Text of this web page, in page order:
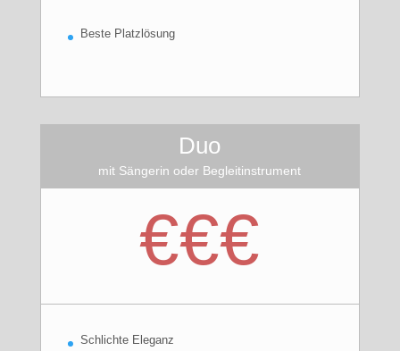
Beste Platzlösung
Duo
mit Sängerin oder Begleitinstrument
€€€
Schlichte Eleganz